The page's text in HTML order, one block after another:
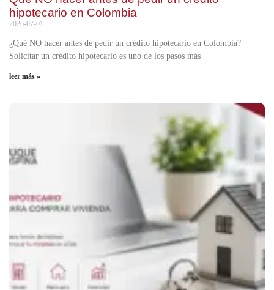
hipotecario en Colombia
2026-07-01
¿Qué NO hacer antes de pedir un crédito hipotecario en Colombia?
Solicitar un crédito hipotecario es uno de los pasos más
leer más »